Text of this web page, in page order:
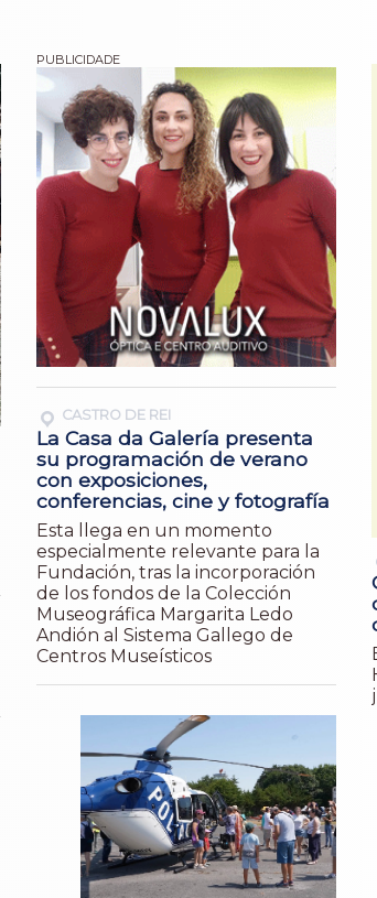
CASTRO DE REI
La Casa da Galería presenta
su programación de verano
con exposiciones,
conferencias, cine y fotografía
Esta llega en un momento
especialmente relevante para la
Fundación, tras la incorporación
de los fondos de la Colección
Museográfica Margarita Ledo
Andión al Sistema Gallego de
Centros Museísticos